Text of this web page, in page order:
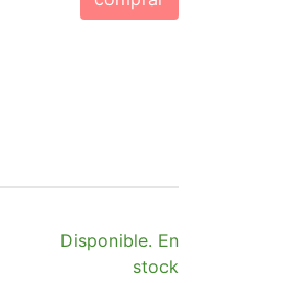
Disponible. En
stock